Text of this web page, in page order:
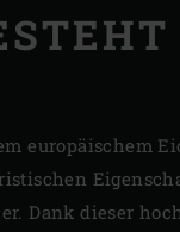
europäischem
Dank dieser